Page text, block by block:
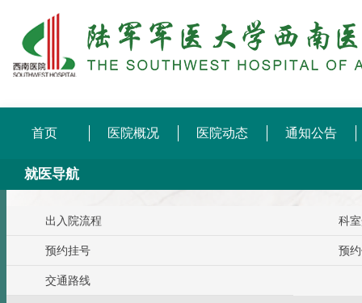
首页 医院概况 医院动态 通知公告
就医导航
出入院流程 科
预约挂号 预
交通路线